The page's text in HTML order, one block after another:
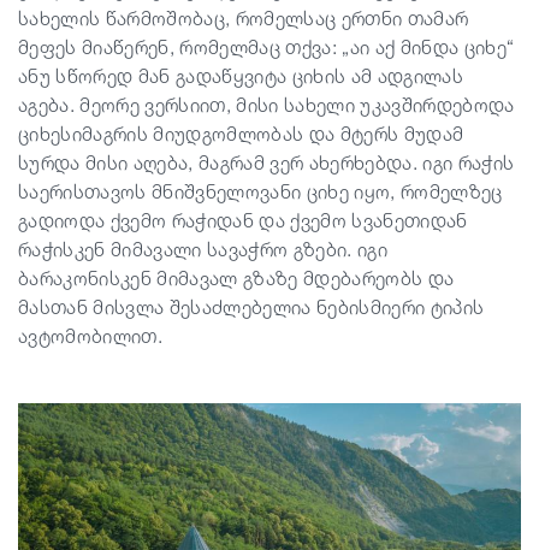
სახელის წარმოშობაც, რომელსაც ერთნი თამარ
მეფეს მიაწერენ, რომელმაც თქვა: „აი აქ მინდა ციხე“
ანუ სწორედ მან გადაწყვიტა ციხის ამ ადგილას
აგება. მეორე ვერსიით, მისი სახელი უკავშირდებოდა
ციხესიმაგრის მიუდგომლობას და მტერს მუდამ
სურდა მისი აღება, მაგრამ ვერ ახერხებდა. იგი რაჭის
საერისთავოს მნიშვნელოვანი ციხე იყო, რომელზეც
გადიოდა ქვემო რაჭიდან და ქვემო სვანეთიდან
რაჭისკენ მიმავალი სავაჭრო გზები. იგი
ბარაკონისკენ მიმავალ გზაზე მდებარეობს და
მასთან მისვლა შესაძლებელია ნებისმიერი ტიპის
ავტომობილით.